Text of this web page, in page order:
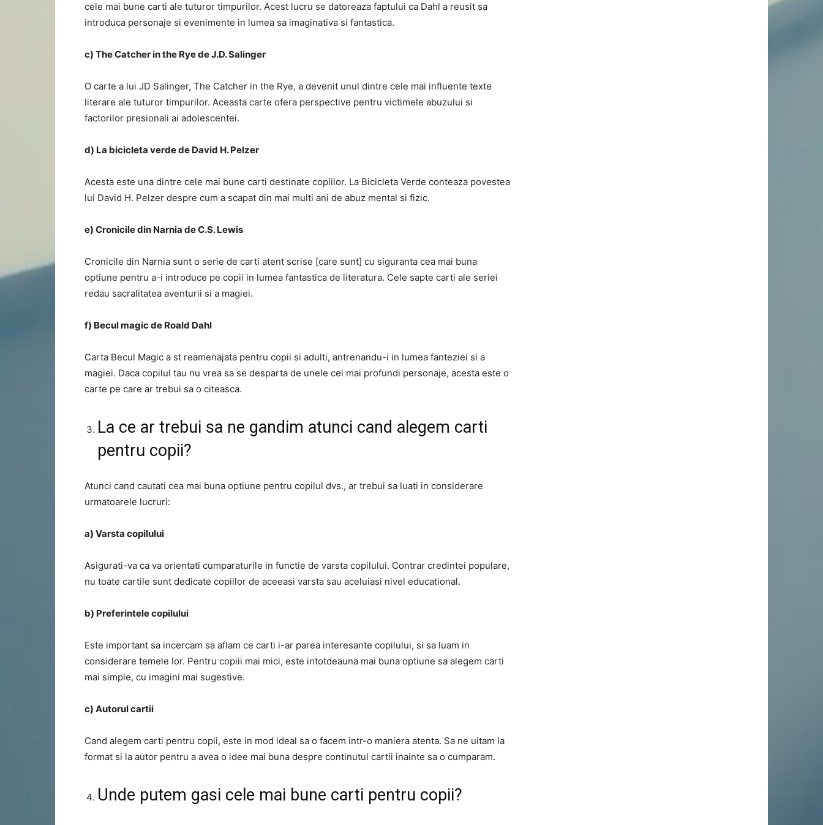
cele mai bune carti ale tuturor timpurilor. Acest lucru se datoreaza faptului ca Dahl a reusit sa
introduca personaje si evenimente in lumea sa imaginativa si fantastica.
c) The Catcher in the Rye de J.D. Salinger
O carte a lui JD Salinger, The Catcher in the Rye, a devenit unul dintre cele mai influente texte
literare ale tuturor timpurilor. Aceasta carte ofera perspective pentru victimele abuzului si
factorilor presionali ai adolescentei.
d) La bicicleta verde de David H. Pelzer
Acesta este una dintre cele mai bune carti destinate copiilor. La Bicicleta Verde conteaza povestea
lui David H. Pelzer despre cum a scapat din mai multi ani de abuz mental si fizic.
e) Cronicile din Narnia de C.S. Lewis
Cronicile din Narnia sunt o serie de carti atent scrise [care sunt] cu siguranta cea mai buna
optiune pentru a-i introduce pe copii in lumea fantastica de literatura. Cele sapte carti ale seriei
redau sacralitatea aventurii si a magiei.
f) Becul magic de Roald Dahl
Carta Becul Magic a st reamenajata pentru copii si adulti, antrenandu-i in lumea fanteziei si a
magiei. Daca copilul tau nu vrea sa se desparta de unele cei mai profundi personaje, acesta este o
carte pe care ar trebui sa o citeasca.
La ce ar trebui sa ne gandim atunci cand alegem carti
pentru copii?
Atunci cand cautati cea mai buna optiune pentru copilul dvs., ar trebui sa luati in considerare
urmatoarele lucruri:
a) Varsta copilului
Asigurati-va ca va orientati cumparaturile in functie de varsta copilului. Contrar credintei populare,
nu toate cartile sunt dedicate copiilor de aceeasi varsta sau aceluiasi nivel educational.
b) Preferintele copilului
Este important sa incercam sa aflam ce carti i-ar parea interesante copilului, si sa luam in
considerare temele lor. Pentru copiii mai mici, este intotdeauna mai buna optiune sa alegem carti
mai simple, cu imagini mai sugestive.
c) Autorul cartii
Cand alegem carti pentru copii, este in mod ideal sa o facem intr-o maniera atenta. Sa ne uitam la
format si la autor pentru a avea o idee mai buna despre continutul cartii inainte sa o cumparam.
Unde putem gasi cele mai bune carti pentru copii?